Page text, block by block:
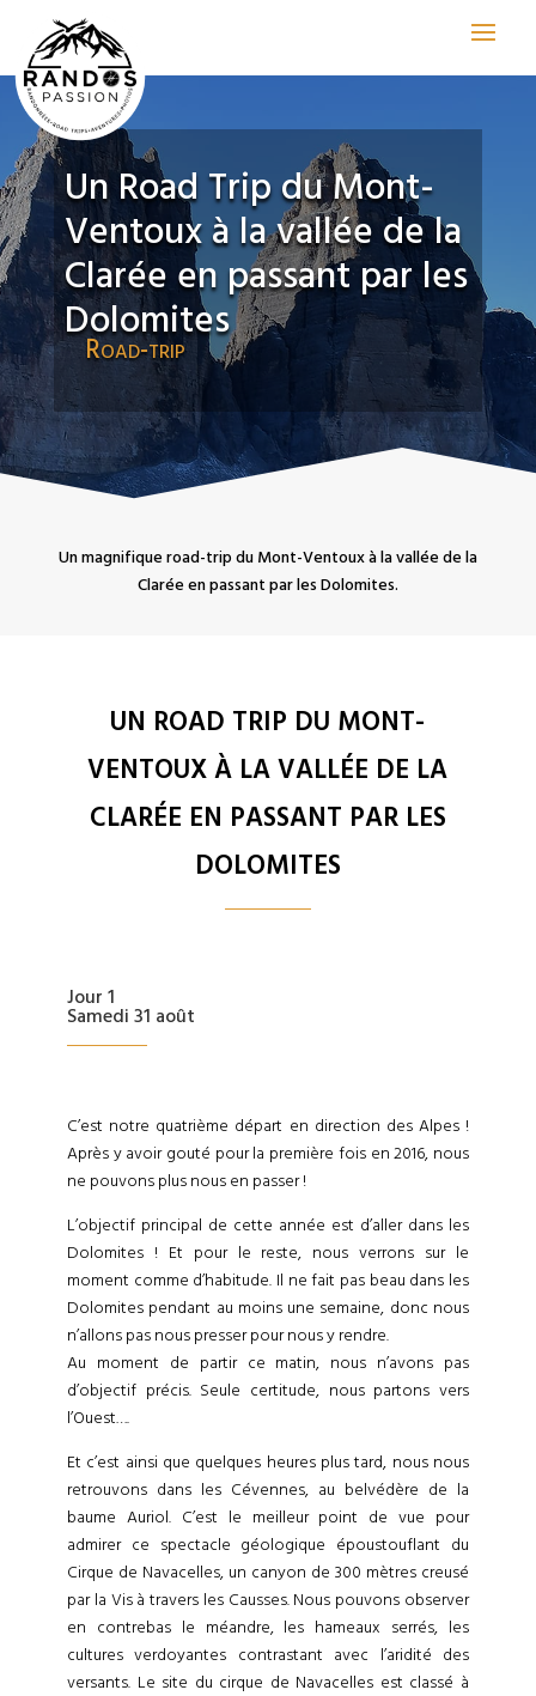
Un Road Trip du Mont-
Ventoux à la vallée de la
Clarée en passant par les
Dolomites
Road-trip
Un magnifique road-trip du Mont-Ventoux à la vallée de la
Clarée en passant par les Dolomites.
UN ROAD TRIP DU MONT-
VENTOUX À LA VALLÉE DE LA
CLARÉE EN PASSANT PAR LES
DOLOMITES
Jour 1
Samedi 31 août
C’est notre quatrième départ en direction des Alpes !
Après y avoir gouté pour la première fois en 2016, nous
ne pouvons plus nous en passer !
L’objectif principal de cette année est d’aller dans les
Dolomites ! Et pour le reste, nous verrons sur le
moment comme d’habitude. Il ne fait pas beau dans les
Dolomites pendant au moins une semaine, donc nous
n’allons pas nous presser pour nous y rendre.
Au moment de partir ce matin, nous n’avons pas
d’objectif précis. Seule certitude, nous partons vers
l’Ouest….
Et c’est ainsi que quelques heures plus tard, nous nous
retrouvons dans les Cévennes, au belvédère de la
baume Auriol. C’est le meilleur point de vue pour
admirer ce spectacle géologique époustouflant du
Cirque de Navacelles, un canyon de 300 mètres creusé
par la Vis à travers les Causses. Nous pouvons observer
en contrebas le méandre, les hameaux serrés, les
cultures verdoyantes contrastant avec l’aridité des
versants. Le site du cirque de Navacelles est classé à